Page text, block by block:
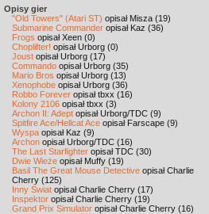
Opisy gier
"Old Towers" (Atari ST) opisał Misza (19)
Submarine Commander opisał Kaz (36)
Frogs opisał Xeen (0)
Choplifter! opisał Urborg (0)
Joust opisał Urborg (17)
Commando opisał Urborg (35)
Mario Bros opisał Urborg (13)
Xenophobe opisał Urborg (36)
Robbo Forever opisał tbxx (16)
Kolony 2106 opisał tbxx (3)
Archon II: Adept opisał Urborg/TDC (9)
Spitfire Ace/Hellcat Ace opisał Farscape (9)
Wyspa opisał Kaz (9)
Archon opisał Urborg/TDC (16)
The Last Starfighter opisał TDC (30)
Dwie Wieże opisał Muffy (19)
Basil The Great Mouse Detective opisał Charlie
Cherry (125)
Inny Świat opisał Charlie Cherry (17)
Inspektor opisał Charlie Cherry (19)
Grand Prix Simulator opisał Charlie Cherry (16)